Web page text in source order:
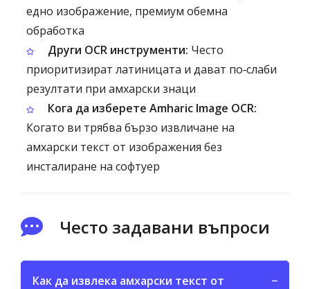
едно изображение, премиум обемна
обработка
Други OCR инструменти: Често
приоритизират латиницата и дават по‑слаби
резултати при амхарски знаци
Кога да изберете Amharic Image OCR:
Когато ви трябва бързо извличане на
амхарски текст от изображения без
инсталиране на софтуер
Често задавани въпроси
Как да извлека амхарски текст от
−